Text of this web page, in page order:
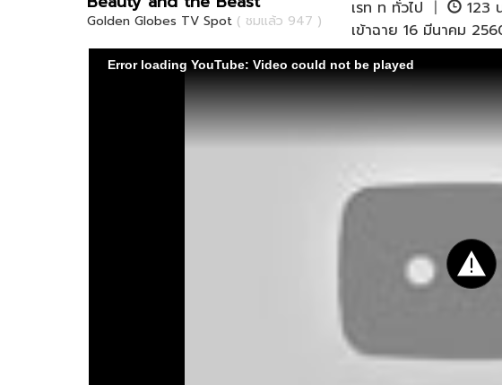
เรท ท ทั่วไป | 123
เข้าฉาย 16 มีนาคม
Golden Globes TV Spot ( ชมแล้ว 947 )
Error loading YouTube: Video could not be played